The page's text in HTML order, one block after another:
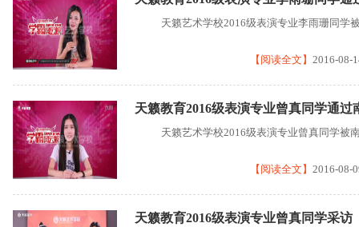
天籁艺术学校2016级表演专业李雨珊同学
【阅读全文】 2016-08-
天籁教育2016级表演专业曾真同学通过
天籁艺术学校2016级表演专业曾真同学被
【阅读全文】 2016-08-
天籁教育2016级表演专业曾真同学采访